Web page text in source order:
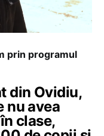
prin programul
din Ovidiu,
nu avea
clase,